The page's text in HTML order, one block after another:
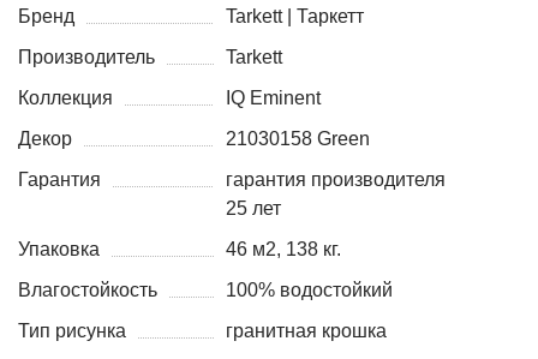
Бренд
Tarkett | Таркетт
Производитель
Tarkett
Коллекция
IQ Eminent
Декор
21030158 Green
Гарантия
гарантия производителя
25 лет
Упаковка
46 м2, 138 кг.
Влагостойкость
100% водостойкий
Тип рисунка
гранитная крошка